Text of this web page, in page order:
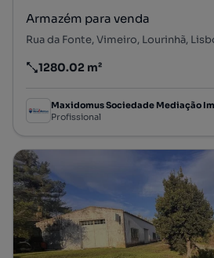
Armazém para venda
Rua da Fonte, Vimeiro, Lourinhã,
Preço por metro quadrado
1280.02 m²
Maxidomus Sociedade Mediação
Profissional